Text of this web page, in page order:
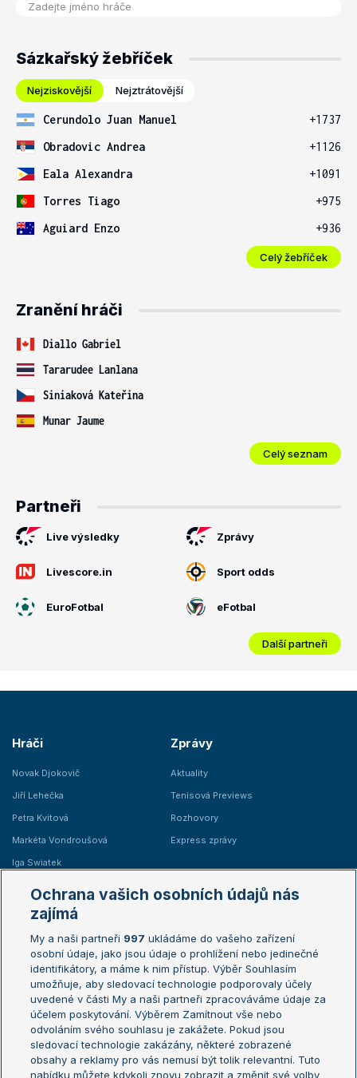
Sázkařský žebříček
Nejziskovější Nejztrátovější
Cerundolo Juan Manuel
+1737
Obradovic Andrea
+1126
Eala Alexandra
+1091
Torres Tiago
+975
Aguiard Enzo
+936
Celý žebříček
Zranění hráči
Diallo Gabriel
Tararudee Lanlana
Siniaková Kateřina
Munar Jaume
Celý seznam
Partneři
Live výsledky Zprávy
Livescore.in Sport odds
EuroFotbal eFotbal
Další partneři
Hráči
Novak Djokovič
Jiří Lehečka
Petra Kvitová
Markéta Vondroušová
Iga Swiatek
Zprávy
Aktuality
Tenisová Previews
Rozhovory
Express zprávy
Žebříčky
Žebříček ATP (muži)
Žebříček WTA (ženy)
Sázkařský žebříček
Australian Open
French Open
Wimbledon
US Open
Turnaj mistrů
Turnaj mistryň
Ochrana vašich osobních údajů nás
zajímá
My a naši partneři 997 ukládáme do vašeho zařízení
osobní údaje, jako jsou údaje o prohlížení nebo jedinečné
identifikátory, a máme k nim přístup. Výběr Souhlasím
umožňuje, aby sledovací technologie podporovaly účely
uvedené v části My a naši partneři zpracováváme údaje za
účelem poskytování. Výběrem Zamítnout vše nebo
odvoláním svého souhlasu je zakážete. Pokud jsou
sledovací technologie zakázány, některé zobrazené
obsahy a reklamy pro vás nemusí být tolik relevantní. Tuto
nabídku můžete kdykoli znovu zobrazit a změnit své volby